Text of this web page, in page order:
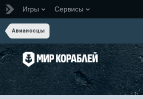
Игры Сервисы
Авианосцы